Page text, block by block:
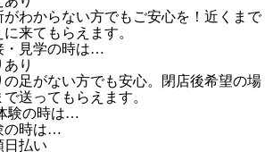
がわからない方でもご安心を！近くまで
に来てもらえます。
・見学の時は…
り
の足がない方でも安心。閉店後希望の場
で送ってもらえます。
験の時は…
の時は…
日払い